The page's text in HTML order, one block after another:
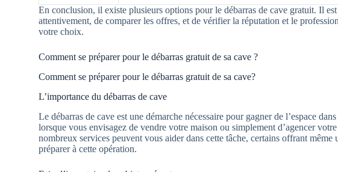
En conclusion, il existe plusieurs options pour le débarras de cave gratuit. Il
attentivement, de comparer les offres, et de vérifier la réputation et le
votre choix.
Comment se préparer pour le débarras gratuit de sa cave ?
Comment se préparer pour le débarras gratuit de sa cave?
L’importance du débarras de cave
Le débarras de cave est une démarche nécessaire pour gagner de l’espace
lorsque vous envisagez de vendre votre maison ou simplement d’agencer
nombreux services peuvent vous aider dans cette tâche, certains offrant
préparer à cette opération.